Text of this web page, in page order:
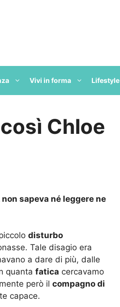
Vivi in forma Lifestyle
Chloe
sapeva né leggere ne
disturbo
Tale disagio era
a dare di più, dalle
quanta fatica cercavamo
però il compagno di
capace.